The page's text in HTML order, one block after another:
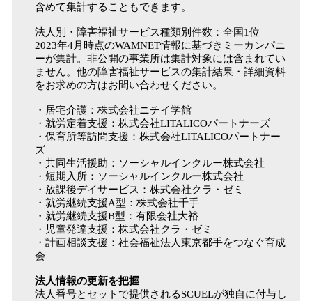
含めて集計することもできます。
法人別・障害福祉サービス種類別件数：全国1位
2023年4月時点のWAMNET情報に基づきミーカンパニ
ーが集計。非公開の事業所は集計対象には含まれてい
ません。他の障害福祉サービスの集計結果・詳細資料
をお求めの方はお問い合わせください。
・居宅介護：株式会社ニチイ学館
・就労定着支援：株式会社LITALICOパートナーズ
・保育所等訪問支援：株式会社LITALICOパートナー
ズ
・共同生活援助：ソーシャルインクルー株式会社
・短期入所：ソーシャルインクルー株式会社
・放課後デイサービス：株式会社クラ・ゼミ
・就労継続支援A型：株式会社千手
・就労継続支援B型：有限会社大裕
・児童発達支援：株式会社クラ・ゼミ
・計画相談支援：社会福祉法人東京都手をつなぐ育成
会
法人情報の更新を把握
法人番号とセットで提供されるSCUELが独自に付与し